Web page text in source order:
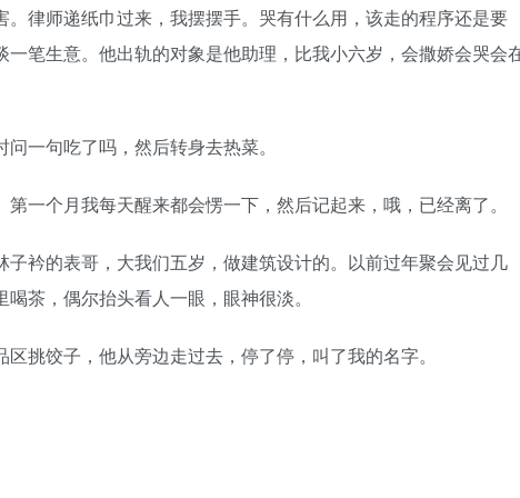
律师递纸巾过来，我摆摆手。哭有什么用，该走的程序还是要
笔生意。他出轨的对象是他助理，比我小六岁，会撒娇会哭会
一句吃了吗，然后转身去热菜。
个月我每天醒来都会愣一下，然后记起来，哦，已经离了。
衿的表哥，大我们五岁，做建筑设计的。以前过年聚会见过几
茶，偶尔抬头看人一眼，眼神很淡。
饺子，他从旁边走过去，停了停，叫了我的名字。